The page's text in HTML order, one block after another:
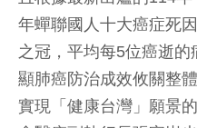
年蟬聯國人十大癌症死
之冠，平均每5位癌逝
顯肺癌防治成效攸關整
實現「健康台灣」願景